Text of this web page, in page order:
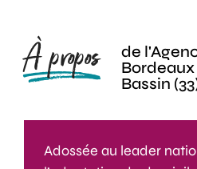
À propos
de
Bassin
Adossée au leader